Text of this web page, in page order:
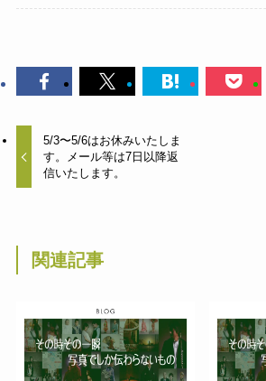
5/3〜5/6はお休みいたしま
す。メール等は7日以降返
信いたします。
関連記事